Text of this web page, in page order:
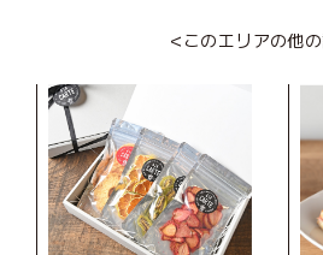
<このエリアの他